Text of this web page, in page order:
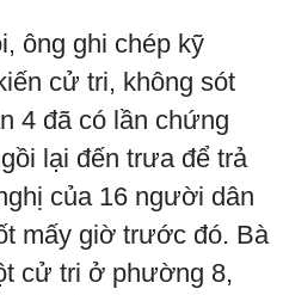
ông ghi chép kỹ
cử tri, không sót
4 đã có lần chứng
lại đến trưa để trả
của 16 người dân
mấy giờ trước đó. Bà
cử tri ở phường 8,